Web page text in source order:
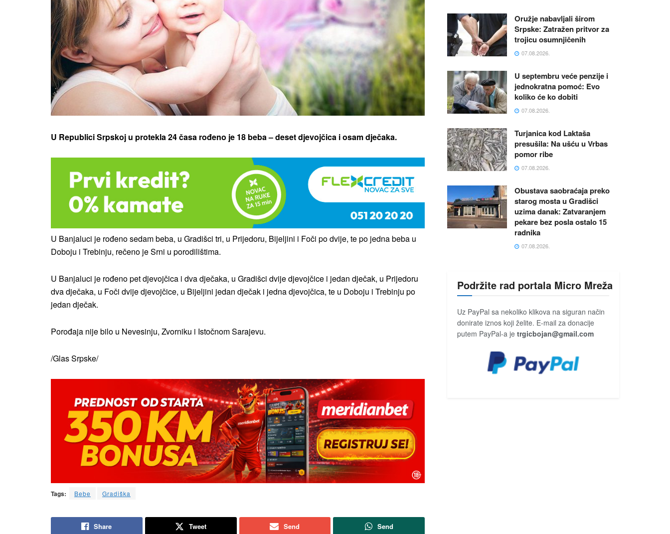
U Republici Srpskoj u protekla 24 časa rođeno je 18 beba – deset djevojčica i osam dječaka.
U Banjaluci je rođeno sedam beba, u Gradišci tri, u Prijedoru, Bijeljini i Foči po dvije, te po jedna beba u
Doboju i Trebinju, rečeno je Srni u porodilištima.
U Banjaluci je rođeno pet djevojčica i dva dječaka, u Gradišci dvije djevojčice i jedan dječak, u Prijedoru
dva dječaka, u Foči dvije djevojčice, u Bijeljini jedan dječak i jedna djevojčica, te u Doboju i Trebinju po
jedan dječak.
Porođaja nije bilo u Nevesinju, Zvorniku i Istočnom Sarajevu.
/Glas Srpske/
Tags: Bebe Gradiška
Share Tweet Send Send
Oružje nabavljali širom
Srpske: Zatražen pritvor za
trojicu osumnjičenih
07.08.2026.
U septembru veće penzije i
jednokratna pomoć: Evo
koliko će ko dobiti
07.08.2026.
Turjanica kod Laktaša
presušila: Na ušću u Vrbas
pomor ribe
07.08.2026.
Obustava saobraćaja preko
starog mosta u Gradišci
uzima danak: Zatvaranjem
pekare bez posla ostalo 15
radnika
07.08.2026.
Podržite rad portala Micro Mreža
Uz PayPal sa nekoliko klikova na siguran način
donirate iznos koji želite. E-mail za donacije
putem PayPal-a je trgicbojan@gmail.com